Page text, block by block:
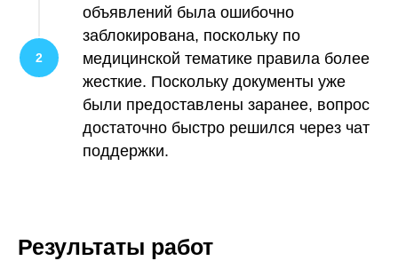
объявлений была ошибочно
заблокирована, поскольку по
медицинской тематике правила более
жесткие. Поскольку документы уже
были предоставлены заранее, вопрос
достаточно быстро решился через чат
поддержки.
Результаты работ